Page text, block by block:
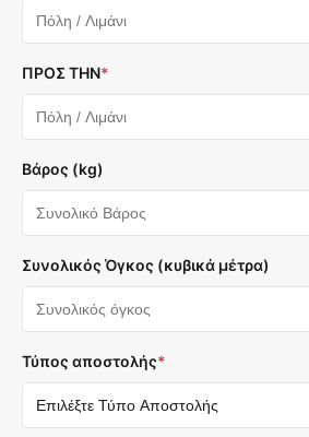
ΠΡΟΣ ΤΗΝ*
Βάρος (kg)
Συνολικός Όγκος (κυβικά μέτρα)
Τύπος αποστολής*